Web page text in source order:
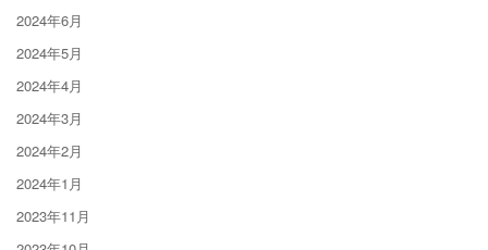
2024年6月
2024年5月
2024年4月
2024年3月
2024年2月
2024年1月
2023年11月